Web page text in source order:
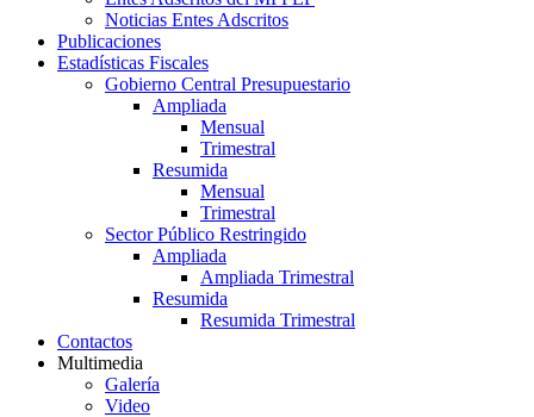
Noticias Entes Adscritos
Publicaciones
Estadísticas Fiscales
Gobierno Central Presupuestario
Ampliada
Mensual
Trimestral
Resumida
Mensual
Trimestral
Sector Público Restringido
Ampliada
Ampliada Trimestral
Resumida
Resumida Trimestral
Contactos
Multimedia
Galería
Video